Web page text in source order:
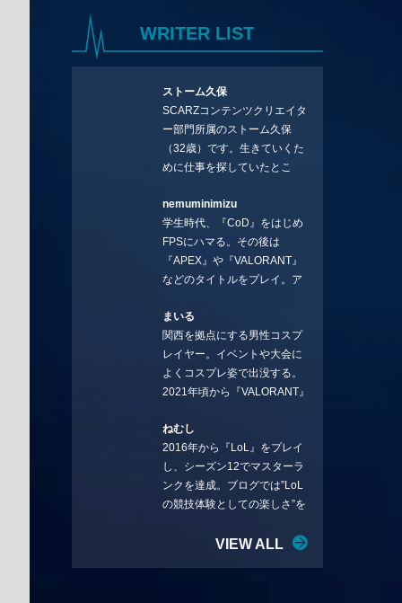
WRITER LIST
ストーム久保
SCARZコンテンツクリエイタ
ー部門所属のストーム久保
（32歳）です。生きていくた
めに仕事を探していたとこ
コラムを連載させてもらえる
ことになりました。言いたい
ことを言っていきます。X：
https://x.com/stormKUBO
YouTube：
rmKUBO
nemuminimizu
学生時代、『CoD』をはじめ
FPSにハマる。その後は
『APEX』や『VALORANT』
などのタイトルをプレイ。ア
BGMなどを手掛ける作曲家と
フリーランスのライターの二
足の草鞋を履いて幅広く活動
中。無類のラーメン好き！
Twitter:@ongakucas
まいる
関西を拠点にする男性コスプ
レイヤー。イベントや大会に
よくコスプレ姿で出没する。
2021年頃から『VALORANT』
続ける。現在の推しチームは
「CREST GAMING」。X：
@mlunias（Photo by
Subaru.F.）
ねむし
2016年から『LoL』をプレイ
し、シーズン12でマスターラ
ンクを達成。ブログでは”LoL
の競技体験としての楽しさ”を
リーを愛し、元ADCメイン
VIEW ALL